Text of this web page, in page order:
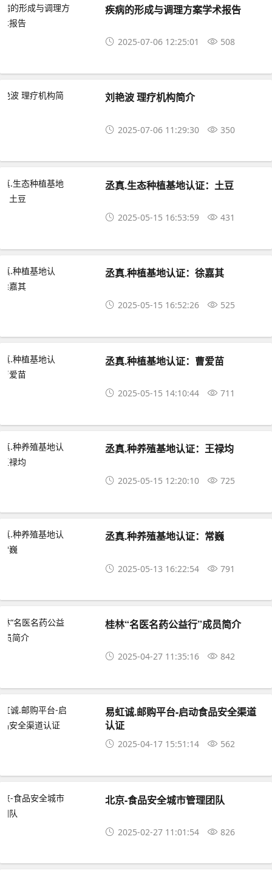
疾病的形成与调理方案学术报告
2025-07-06 12:25:01 508
刘艳波 理疗机构简介
2025-07-06 11:29:30 350
丞真.生态种植基地认证：土豆
2025-05-15 16:53:59 431
丞真.种植基地认证：徐嘉其
2025-05-15 16:52:26 525
丞真.种植基地认证：曹爱苗
2025-05-15 14:10:44 711
丞真.种养殖基地认证：王禄均
2025-05-15 12:20:10 725
丞真.种养殖基地认证：常巍
2025-05-13 16:22:54 791
桂林“名医名药公益行”成员简介
2025-04-27 11:35:16 842
易虹诚.邮购平台-启动食品安全渠道
认证
2025-04-17 15:51:14 562
北京-食品安全城市管理团队
2025-02-27 11:01:54 826